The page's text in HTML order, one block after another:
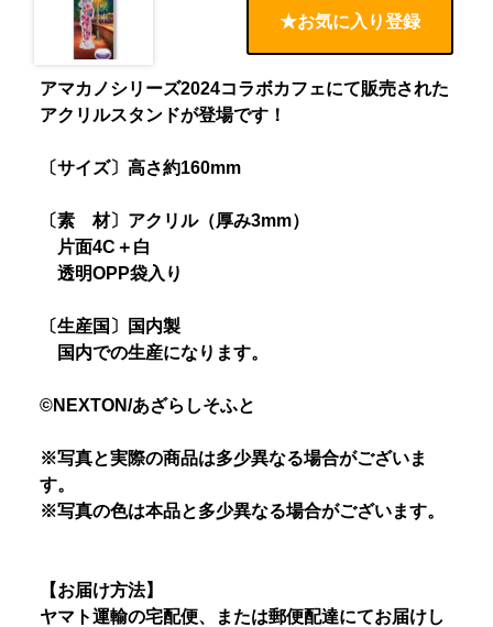
★お気に入り登録
アマカノシリーズ2024コラボカフェにて販売された
アクリルスタンドが登場です！
〔サイズ〕高さ約160mm
〔素 材〕アクリル（厚み3mm）
片面4C＋白
透明OPP袋入り
〔生産国〕国内製
国内での生産になります。
©NEXTON/あざらしそふと
※写真と実際の商品は多少異なる場合がございま
す。
※写真の色は本品と多少異なる場合がございます。
【お届け方法】
ヤマト運輸の宅配便、または郵便配達にてお届けし